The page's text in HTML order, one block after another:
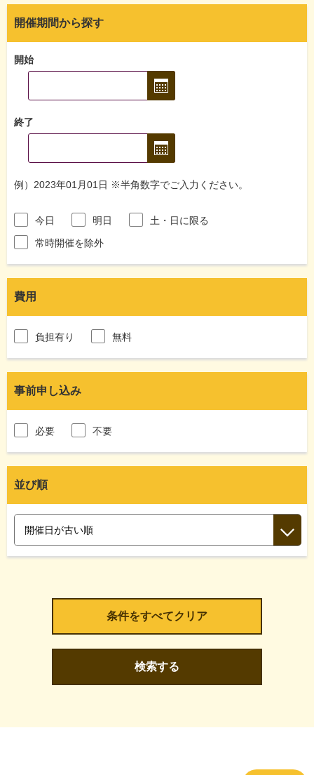
開催期間から探す
開始
終了
例）2023年01月01日 ※半角数字でご入力ください。
今日 明日
土・日に限る
常時開催を除外
費用
負担有り 無料
事前申し込み
必要 不要
並び順
検索する